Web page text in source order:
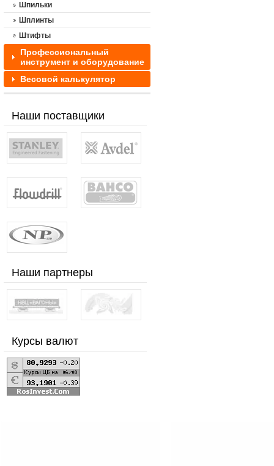
Шпильки
Шплинты
Штифты
Профессиональный
инструмент и оборудование
Весовой калькулятор
Наши поставщики
Наши партнеры
Курсы валют